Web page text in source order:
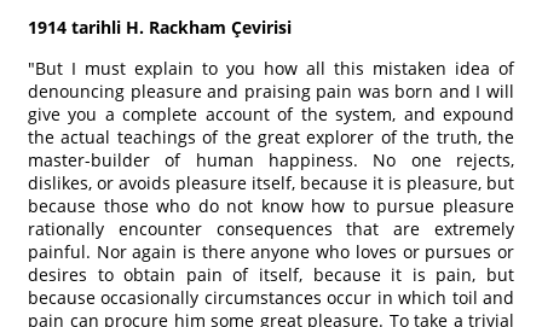
1914 tarihli H. Rackham Çevirisi
"But I must explain to you how all this mistaken idea of
denouncing pleasure and praising pain was born and I will
give you a complete account of the system, and expound
the actual teachings of the great explorer of the truth, the
master-builder of human happiness. No one rejects,
dislikes, or avoids pleasure itself, because it is pleasure, but
because those who do not know how to pursue pleasure
rationally encounter consequences that are extremely
painful. Nor again is there anyone who loves or pursues or
desires to obtain pain of itself, because it is pain, but
because occasionally circumstances occur in which toil and
pain can procure him some great pleasure. To take a trivial